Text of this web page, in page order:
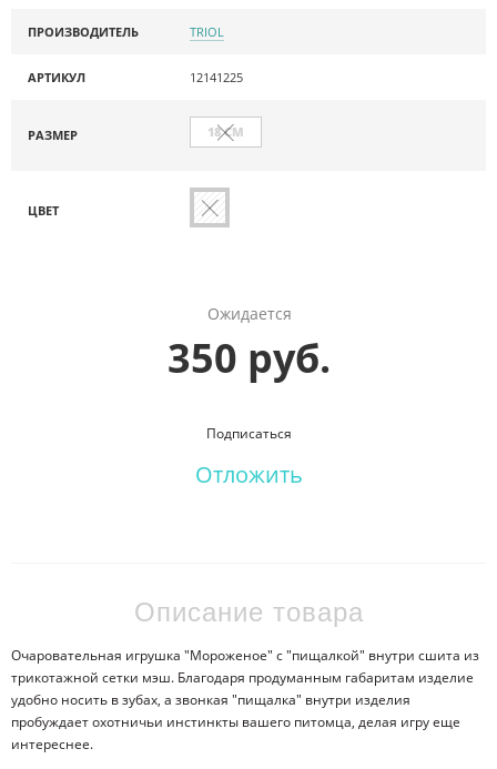
ПРОИЗВОДИТЕЛЬ TRIOL
АРТИКУЛ 12141225
РАЗМЕР 18 СМ
ЦВЕТ
Ожидается
350 руб.
Подписаться
Отложить
Описание товара
Очаровательная игрушка "Мороженое" с "пищалкой" внутри сшита из
трикотажной сетки мэш. Благодаря продуманным габаритам изделие
удобно носить в зубах, а звонкая "пищалка" внутри изделия
пробуждает охотничьи инстинкты вашего питомца, делая игру еще
интереснее.